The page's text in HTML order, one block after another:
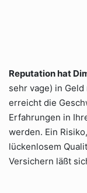
Reputation hat
sehr vage) in
erreicht die
Erfahrungen in
werden. Ein
lückenlosem
Versichern läßt